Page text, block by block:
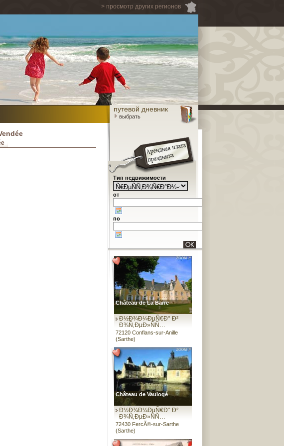
> просмотр других регионов
путевой дневник
выбрать
Тип недвижимости
от
по
Château de La Barre
Ð½Ð¾Ð¼ÐµÑ€Ð° Ð²
Ð¾Ñ‚ÐµÐ»ÑÑ…
72120 Conflans-sur-Anille
(Sarthe)
Château de Vaulogé
Ð½Ð¾Ð¼ÐµÑ€Ð° Ð²
Ð¾Ñ‚ÐµÐ»ÑÑ…
72430 FercÃ©-sur-Sarthe
(Sarthe)